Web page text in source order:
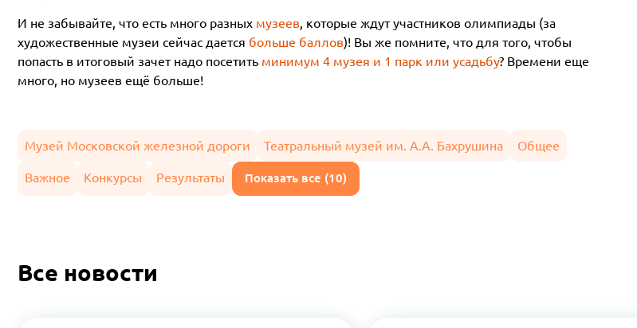
И не забывайте, что есть много разных музеев , которые ждут участников олимпиады (за
художественные музеи сейчас дается больше баллов)! Вы же помните, что для того, чтобы
попасть в итоговый зачет надо посетить минимум 4 музея и 1 парк или усадьбу? Времени еще
много, но музеев ещё больше!
Музей Московской железной дороги Театральный музей им. А.А. Бахрушина Общее
Важное Конкурсы Результаты Показать все (10)
Все новости